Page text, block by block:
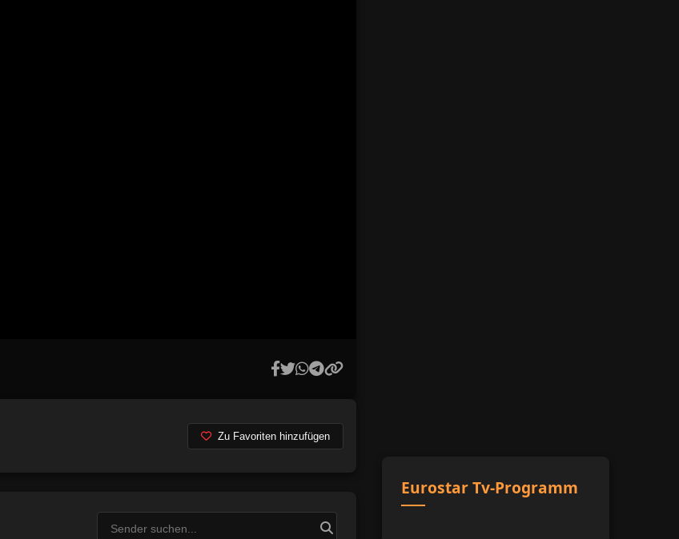
Zu Favoriten hinzufügen
Eurostar Tv-Programm